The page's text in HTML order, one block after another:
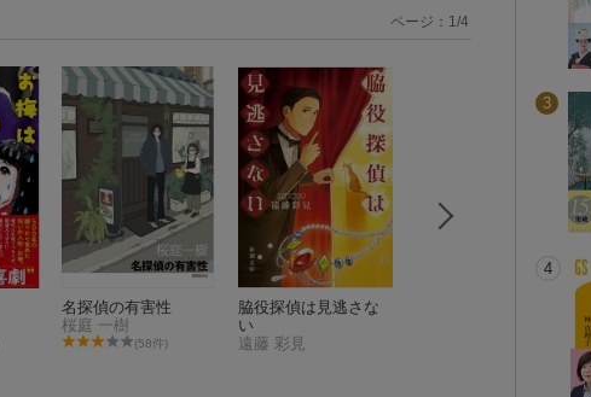
名探偵の有害性
桜庭 一樹
(58件)
脇役探偵は見逃さな
い
遠藤 彩見
ページ： 1 /4
3
4